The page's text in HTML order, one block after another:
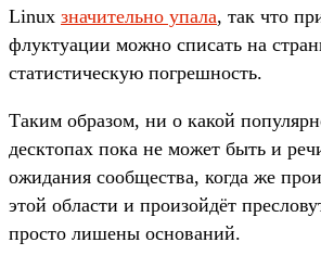
Linux значительно упала, так что
флуктуации можно списать на
статистическую погрешность.
Таким образом, ни о какой
десктопах пока не может быть и
ожидания сообщества, когда же
этой области и произойдёт
просто лишены оснований.